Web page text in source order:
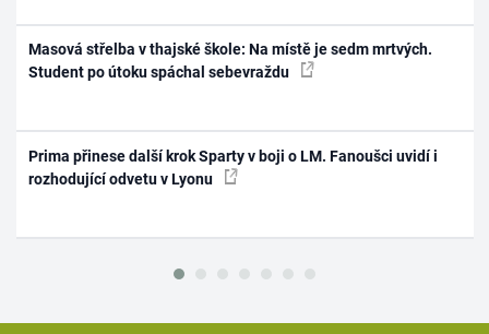
Masová střelba v thajské škole: Na místě je sedm mrtvých.
Student po útoku spáchal sebevraždu
Prima přinese další krok Sparty v boji o LM. Fanoušci uvidí i
rozhodující odvetu v Lyonu